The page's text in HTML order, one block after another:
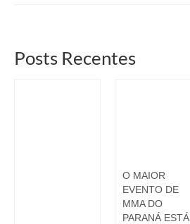
Posts Recentes
O MAIOR
EVENTO DE
MMA DO
PARANÁ ESTÁ